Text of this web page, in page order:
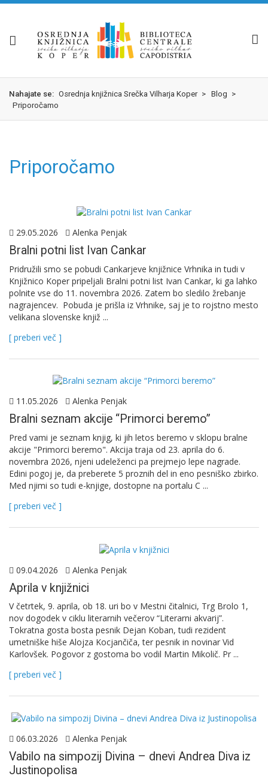
Skok
vsebino
izjava
dostopnosti
Nahajate se: Osrednja knjižnica Srečka Vilharja Koper > Blog >
Priporočamo
Priporočamo
29.05.2026 Alenka Penjak
Bralni potni list Ivan Cankar
Pridružili smo se pobudi Cankarjeve knjižnice Vrhnika in tudi v
Knjižnico Koper pripeljali Bralni potni list Ivan Cankar, ki ga lahko
polnite vse do 11. novembra 2026. Zatem bo sledilo žrebanje
nagrajencev. Pobuda je prišla iz Vrhnike, saj je to rojstno mesto
velikana slovenske knjiž ...
[ preberi več ]
11.05.2026 Alenka Penjak
Bralni seznam akcije “Primorci beremo”
Pred vami je seznam knjig, ki jih letos beremo v sklopu bralne
akcije "Primorci beremo". Akcija traja od 23. aprila do 6.
novembra 2026, njeni udeleženci pa prejmejo lepe nagrade.
Edini pogoj je, da preberete 5 proznih del in eno pesniško zbirko.
Med njimi so tudi e-knjige, dostopne na portalu C ...
[ preberi več ]
09.04.2026 Alenka Penjak
Aprila v knjižnici
V četrtek, 9. aprila, ob 18. uri bo v Mestni čitalnici, Trg Brolo 1,
nov dogodek v ciklu literarnih večerov “Literarni akvarij”.
Tokratna gosta bosta pesnik Dejan Koban, tudi rezident
umetniške hiše Alojza Kocjančiča, ter pesnik in novinar Vid
Karlovšek. Pogovor z gostoma bo vodil Martin Mikolič. Pr ...
[ preberi več ]
06.03.2026 Alenka Penjak
Vabilo na simpozij Divina – dnevi Andrea Diva iz
Justinopolisa